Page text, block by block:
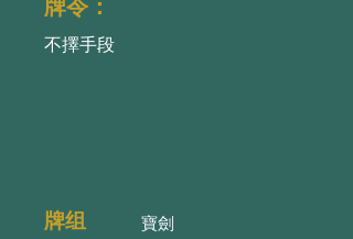
牌令：
不擇手段
牌组 寶劍